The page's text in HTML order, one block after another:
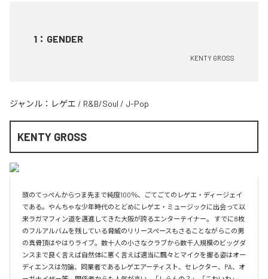
1 ： GENDER
KENTY GROSS
ジャンル： レゲエ / R&B/Soul / J-Pop
KENTY GROSS
頭のてっぺんからつま先まで純度100％、ごてごてのレゲエ・ディージェイ
である。やんちゃな少年時代のとどめにレゲエ・ミュージックに出会って以
来ラガマフィン道を邁進してきた大阪が誇るエンターテイナー。 すでに8枚
のフルアルバムを残している脅威のリリースペースもさることながらこの男
の真骨頂はやはりライブ。数十人の小さなクラブから数千人規模のビッグダ
ンスまで良く言えば自然体に悪く言えば適当に飄々とマイクを握る姿はオー
ディエンスは勿論、同業者であるレゲエアーティスト、セレクター、PA、オ